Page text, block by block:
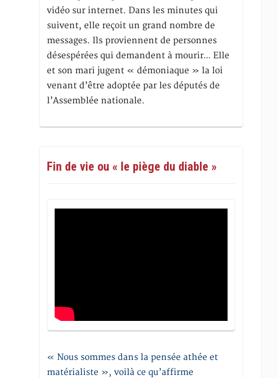
vidéo sur internet. Dans les minutes qui
suivent, elle reçoit un grand nombre de
messages. Ils proviennent de personnes
désespérées qui demandent à mourir… Elle
et son mari jugent « démoniaque » la loi
venant d’être adoptée par les députés de
l’Assemblée nationale.
Fin de vie ou « le piège du diable »
« Nous sommes dans la pensée athée et
matérialiste », voilà ce qu’affirme